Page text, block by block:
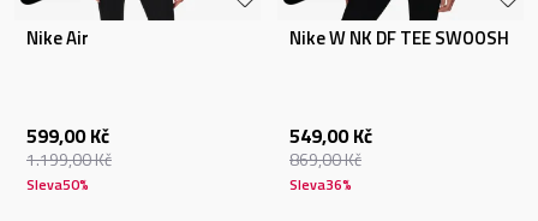
Nike Air
599,00 Kč
1.199,00Kč
Sleva50%
Nike W NK DF TEE SWOOSH
549,00 Kč
869,00Kč
Sleva36%